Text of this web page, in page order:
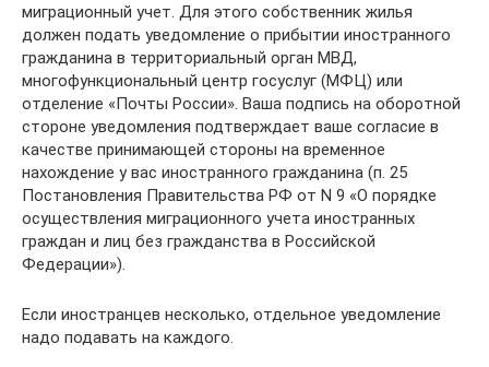
миграционный учет. Для этого собственник жилья
должен подать уведомление о прибытии иностранного
гражданина в территориальный орган МВД,
многофункциональный центр госуслуг (МФЦ) или
отделение «Почты России». Ваша подпись на оборотной
стороне уведомления подтверждает ваше согласие в
качестве принимающей стороны на временное
нахождение у вас иностранного гражданина (п. 25
Постановления Правительства РФ от N 9 «О порядке
осуществления миграционного учета иностранных
граждан и лиц без гражданства в Российской
Федерации»).
Если иностранцев несколько, отдельное уведомление
надо подавать на каждого.